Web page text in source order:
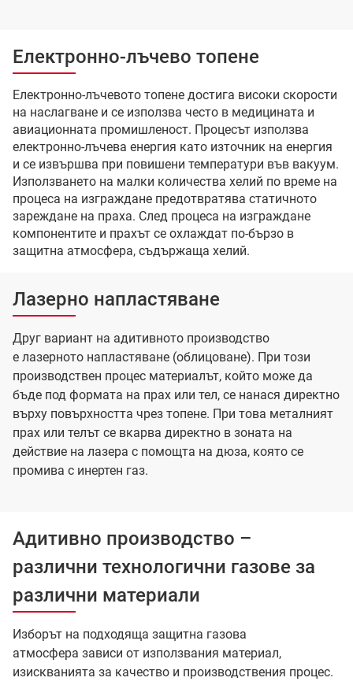
Електронно-лъчево топене
Електронно-лъчевото топене достига високи скорости
на наслагване и се използва често в медицината и
авиационната промишленост. Процесът използва
електронно-лъчева енергия като източник на енергия
и се извършва при повишени температури във вакуум.
Използването на малки количества хелий по време на
процеса на изграждане предотвратява статичното
зареждане на праха. След процеса на изграждане
компонентите и прахът се охлаждат по-бързо в
защитна атмосфера, съдържаща хелий.
Лазерно напластяване
Друг вариант на адитивното производство
е лазерното напластяване (облицоване). При този
производствен процес материалът, който може да
бъде под формата на прах или тел, се нанася директно
върху повърхността чрез топене. При това металният
прах или телът се вкарва директно в зоната на
действие на лазера с помощта на дюза, която се
промива с инертен газ.
Адитивно производство –
различни технологични газове за
различни материали
Изборът на подходяща защитна газова
атмосфера зависи от използвания материал,
изискванията за качество и производствения процес.